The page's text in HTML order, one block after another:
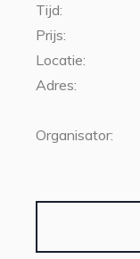
Tijd:
Prijs:
Locatie:
Adres:
Organisator: